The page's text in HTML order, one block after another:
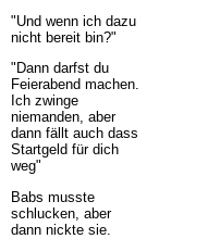
"Und wenn ich dazu
nicht bereit bin?"
"Dann darfst du
Feierabend machen.
Ich zwinge
niemanden, aber
dann fällt auch dass
Startgeld für dich
weg"
Babs musste
schlucken, aber
dann nickte sie.